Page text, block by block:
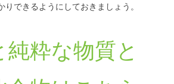
できるようにしておきましょう。
粋な物質と